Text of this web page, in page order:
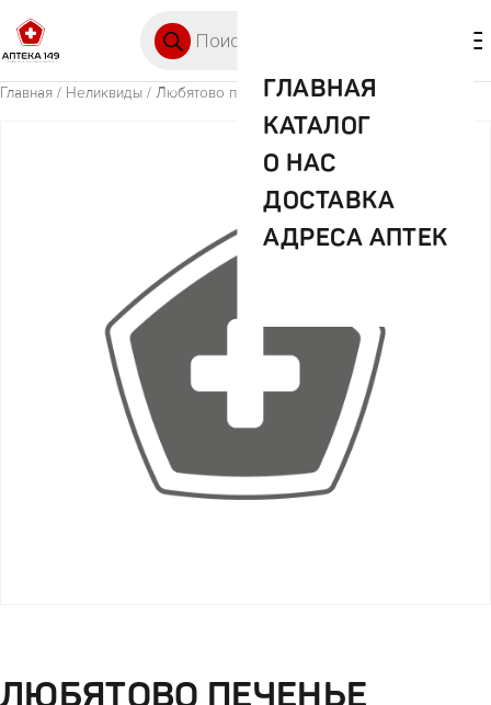
ГЛАВНАЯ
КАТАЛОГ
О НАС
ДОСТАВКА
АДРЕСА АПТЕК
Главная / Неликвиды / Любятово печенье мюсли клюква/изюм 120г
ЛЮБЯТОВО ПЕЧЕНЬЕ